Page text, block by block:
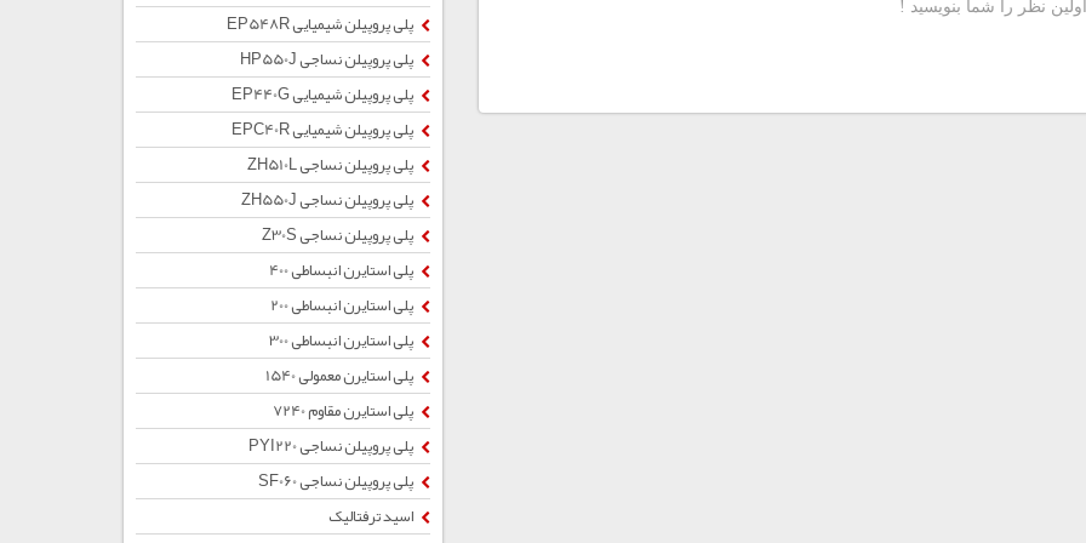
پلی پروپیلن شیمیایی EP548R
پلی پروپیلن نساجی HP550J
پلی پروپیلن شیمیایی EP440G
پلی پروپیلن شیمیایی EPC40R
پلی پروپیلن نساجی ZH510L
پلی پروپیلن نساجی ZH550J
پلی پروپیلن نساجی Z30S
پلی استایرن انبساطی 400
پلی استایرن انبساطی 200
پلی استایرن انبساطی 300
پلی استایرن معمولی 1540
پلی استایرن مقاوم 7240
پلی پروپیلن نساجی PYI220
پلی پروپیلن نساجی SF060
اسید ترفتالیک